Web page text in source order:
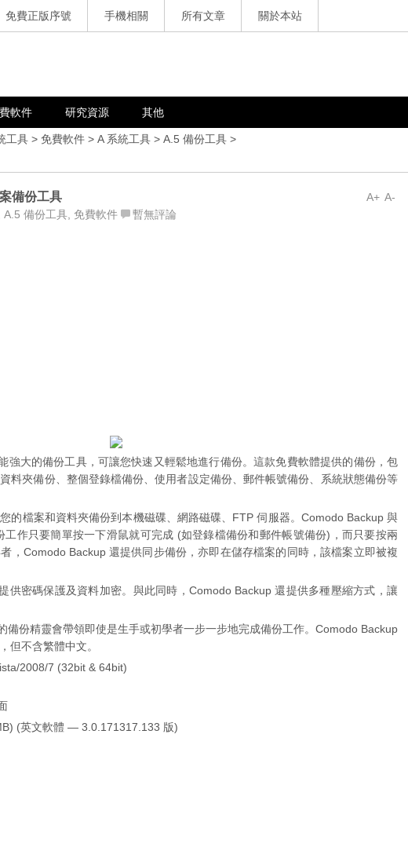
免費正版序號 手機相關 所有文章 關於本站
軟件 研究資源 其他
工具 > 免費軟件 > A 系統工具 > A.5 備份工具 >
A-
A+
備份工具
A.5 備份工具 免費軟件 暫無評論
強大的備份工具，可讓您快速又輕鬆地進行備份。這款免費軟體提供的備份，包
料夾備份、整個登錄檔備份、使用者設定備份、郵件帳號備份、系統狀態備份等
的檔案和資料夾備份到本機磁碟、網路磁碟、FTP 伺服器。Comodo Backup 與
工作只要簡單按一下滑鼠就可完成 (如登錄檔備份和郵件帳號備份)，而只要按兩
，Comodo Backup 還提供同步備份，亦即在儲存檔案的同時，該檔案立即被複
供密碼保護及資料加密。與此同時，Comodo Backup 還提供多種壓縮方式，讓
備份精靈會帶領即使是生手或初學者一步一步地完成備份工作。Comodo Backup
但不含繁體中文。
2008/7 (32bit & 64bit)
(英文軟體 — 3.0.171317.133 版)